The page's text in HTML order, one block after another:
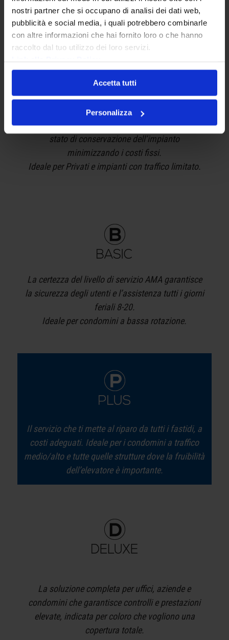
nostri partner che si occupano di analisi dei dati web,
pubblicità e social media, i quali potrebbero combinarle
con altre informazioni che hai fornito loro o che hanno
raccolto dal tuo utilizzo dei loro servizi.
Accetta tutti
Personalizza
e garantire sempre il miglior rapporto qualità-prezzo.
Pacchetto SLIM, BASIC, PLUS, DELUXE.
Un attento monitoraggio dei tecnici AMA
garantisce la sicurezza degli utenti ed il buon
stato di conservazione dell’impianto
minimizzando i costi fissi.
Ideale per Privati e impianti con traffico limitato.
La certezza del livello di servizio AMA garantisce
la sicurezza degli utenti e l’assistenza tutti i giorni
feriali 8-20.
Ideale per condomini a bassa rotazione.
Il servizio che ti mette al riparo da tutti i fastidi, a
costi adeguati. Ideale per i condomini a traffico
medio/alto e tutte quelle strutture dove la fruibilità
dell’elevatore è importante.
La soluzione completa per uffici, aziende e
condomini che garantisce controlli e prestazioni
elevate, indicata per coloro che vogliono una
copertura totale.